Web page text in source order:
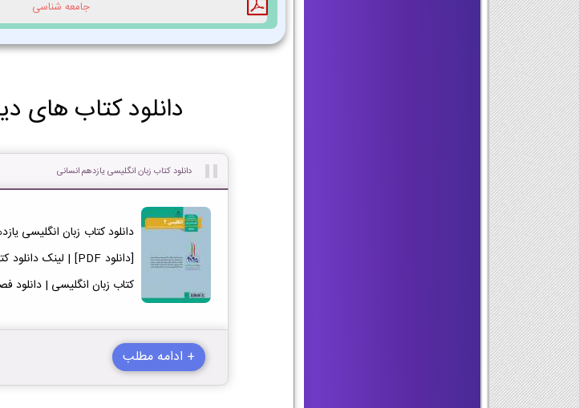
جامعه شناسی
دانلود کتاب های
دانلود کتاب زبان انگلیسی یازدهم انسانی
کتاب زبان انگلیسی | دانلود
+ ادامه مطلب